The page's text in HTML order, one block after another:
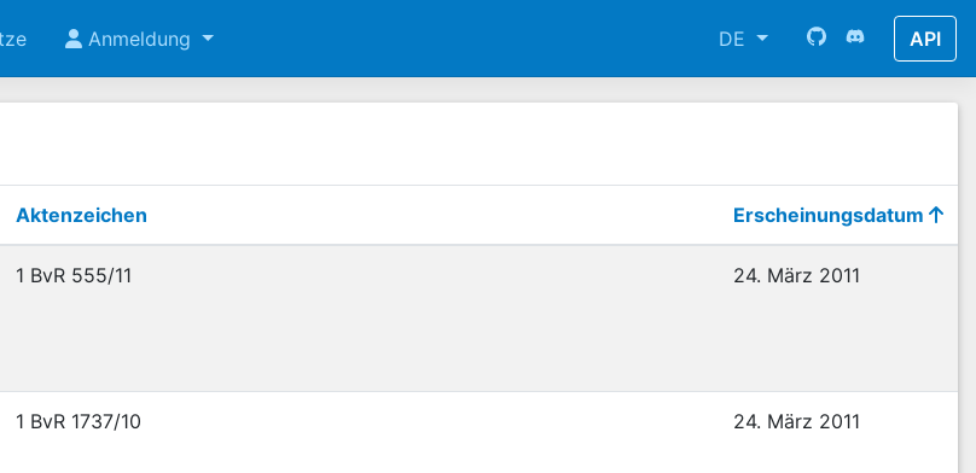
Anmeldung DE API
Aktenzeichen Erscheinungsdatum
1 BvR 555/11 24. März 2011
1 BvR 1737/10 24. März 2011